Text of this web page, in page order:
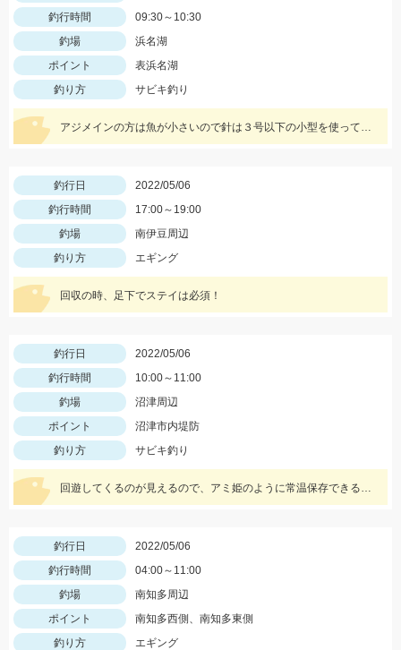
釣行時間
09:30～10:30
釣場
浜名湖
ポイント
表浜名湖
釣り方
サビキ釣り
アジメインの方は魚が小さいので針は３号以下の小型を使って下さい。
釣行日
2022/05/06
釣行時間
17:00～19:00
釣場
南伊豆周辺
釣り方
エギング
回収の時、足下でステイは必須！
釣行日
2022/05/06
釣行時間
10:00～11:00
釣場
沼津周辺
ポイント
沼津市内堤防
釣り方
サビキ釣り
回遊してくるのが見えるので、アミ姫のように常温保存できるエサを持っていくとすぐに狙えます♪
釣行日
2022/05/06
釣行時間
04:00～11:00
釣場
南知多周辺
ポイント
南知多西側、南知多東側
釣り方
エギング